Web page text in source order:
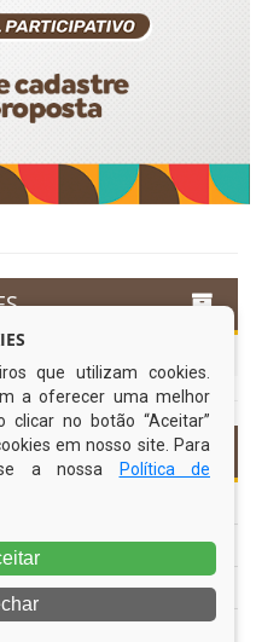
que utilizam cookies.
a oferecer uma melhor
clicar no botão “Aceitar”
em nosso site. Para
a nossa
Política de